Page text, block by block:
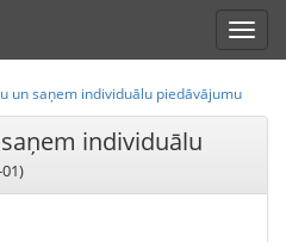
un saņem individuālu piedāvājumu
individuālu